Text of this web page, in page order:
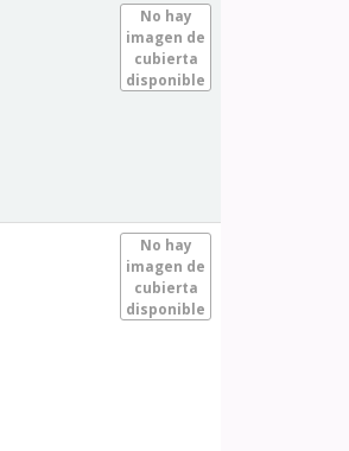
No hay
imagen de
cubierta
disponible
No hay
imagen de
cubierta
disponible